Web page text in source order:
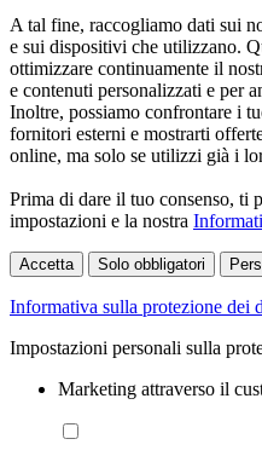
A tal fine, raccogliamo dati sui
e sui dispositivi che utilizzano.
ottimizzare continuamente il
e contenuti personalizzati e per
Inoltre, possiamo confrontare i
fornitori esterni e mostrarti
online, ma solo se utilizzi già i
Prima di dare il tuo consenso, ti
impostazioni e la nostra
Accetta Solo obbligatori
Informativa sulla protezione dei
Impostazioni personali sulla
Marketing attraverso il